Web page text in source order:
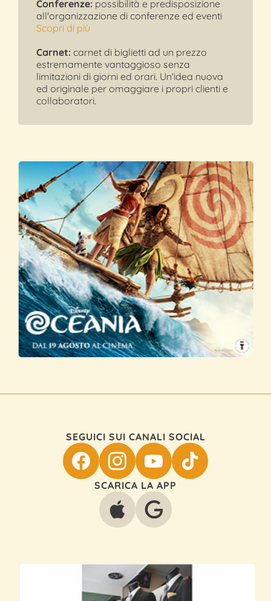
Conferenze: possibilità e predisposizione
all'organizzazione di conferenze ed eventi
Scopri di più
Carnet: carnet di biglietti ad un prezzo
estremamente vantaggioso senza
limitazioni di giorni ed orari. Un'idea nuova
ed originale per omaggiare i propri clienti e
collaboratori.
SEGUICI SUI CANALI SOCIAL
SCARICA LA APP